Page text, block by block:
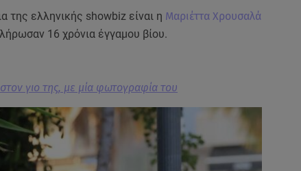
της ελληνικής showbiz είναι η Μαριέττα Χρουσαλά
16 χρόνια έγγαμου βίου.
γιο της, με μία φωτογραφία του